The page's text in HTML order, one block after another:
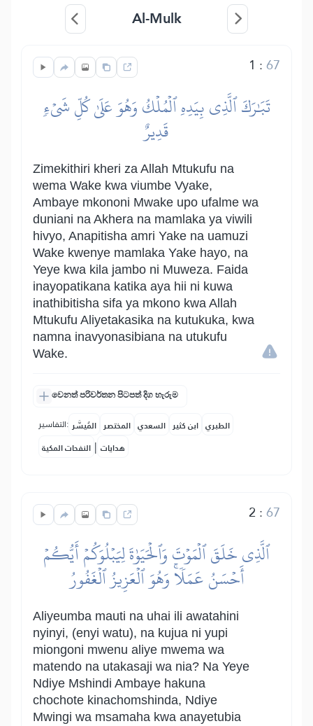
Al-Mulk
1 :67
تَبَٰرَكَ ٱلَّذِي بِيَدِهِ ٱلۡمُلۡكُ وَهُوَ عَلَىٰ كُلِّ شَيۡءٖ
قَدِيرٌ
Zimekithiri kheri za Allah Mtukufu na
wema Wake kwa viumbe Vyake,
Ambaye mkononi Mwake upo ufalme wa
duniani na Akhera na mamlaka ya viwili
hivyo, Anapitisha amri Yake na uamuzi
Wake kwenye mamlaka Yake hayo, na
Yeye kwa kila jambo ni Muweza. Faida
inayopatikana katika aya hii ni kuwa
inathibitisha sifa ya mkono kwa Allah
Mtukufu Aliyetakasika na kutukuka, kwa
namna inavyonasibiana na utukufu
Wake.
වෙනත් පරිවර්තන පිටපත් දිග හැරුම
التفاسير: المُيسَّر المختصر السعدي ابن كثير الطبري
النفحات المكية | هدايات
2 :67
ٱلَّذِي خَلَقَ ٱلۡمَوۡتَ وَٱلۡحَيَوٰةَ لِيَبۡلُوَكُمۡ أَيُّكُمۡ
أَحۡسَنُ عَمَلٗاۚ وَهُوَ ٱلۡعَزِيزُ ٱلۡغَفُورُ
Aliyeumba mauti na uhai ili awatahini
nyinyi, (enyi watu), na kujua ni yupi
miongoni mwenu aliye mwema wa
matendo na utakasaji wa nia? Na Yeye
Ndiye Mshindi Ambaye hakuna
chochote kinachomshinda, Ndiye
Mwingi wa msamaha kwa anayetubia